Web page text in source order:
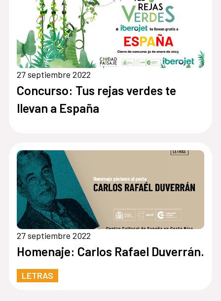
27 septiembre 2022
Concurso: Tus rejas verdes te
llevan a España
27 septiembre 2022
Homenaje: Carlos Rafael Duverrán.
LETRAS